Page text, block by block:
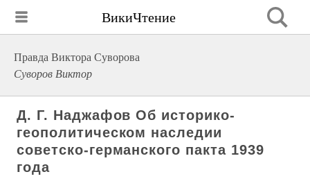
ВикиЧтение
Правда Виктора Суворова
Суворов Виктор
Д. Г. Наджафов Об историко-
геополитическом наследии
советско-германского пакта 1939
года